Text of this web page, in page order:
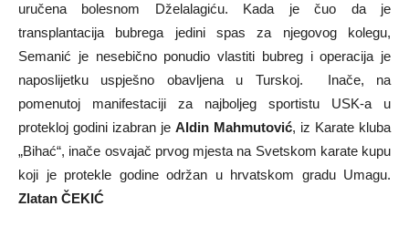
uručena bolesnom Dželalagiću. Kada je čuo da je
transplantacija bubrega jedini spas za njegovog kolegu,
Semanić je nesebično ponudio vlastiti bubreg i operacija je
naposlijetku uspješno obavljena u Turskoj. Inače, na
pomenutoj manifestaciji za najboljeg sportistu USK-a u
protekloj godini izabran je Aldin Mahmutović, iz Karate kluba
„Bihać“, inače osvajač prvog mjesta na Svetskom karate kupu
koji je protekle godine održan u hrvatskom gradu Umagu.
Zlatan ČEKIĆ